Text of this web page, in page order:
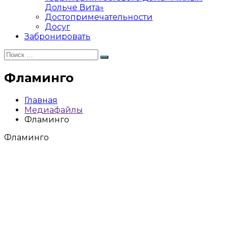
Дольче Вита»
Достопримечательности
Досуг
Забронировать
Искать:
Поиск
Фламинго
Главная
Медиафайлы
Фламинго
Фламинго